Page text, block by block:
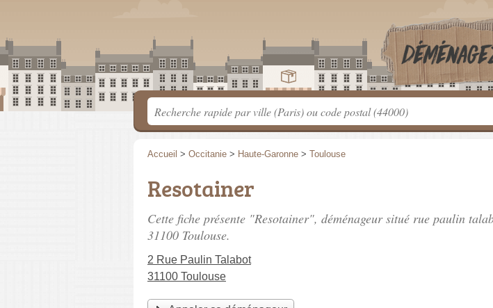
Accueil > Occitanie > Haute-Garonne > Toulouse
Resotainer
Cette fiche présente "Resotainer", déménageur situé rue paulin
31100 Toulouse.
2 Rue Paulin Talabot
31100 Toulouse